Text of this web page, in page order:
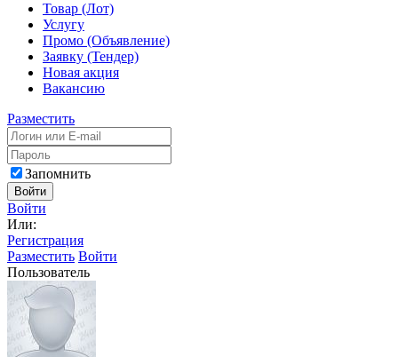
Товар (Лот)
Услугу
Промо (Объявление)
Заявку (Тендер)
Новая акция
Вакансию
Разместить
Запомнить
Войти
Войти
Или:
Регистрация
Разместить Войти
Пользователь